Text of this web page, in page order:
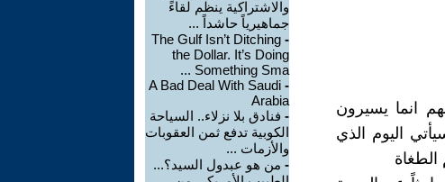
انما يسيرون
اليوم الذي
الطغاة
والاشتراكية ينظم لقاءً
جماهيرياً حاشداً ...
-
The Gulf Isn’t Ditching
the Dollar. It’s Doing
Something Sma ...
-
A Bad Deal With Saudi
Arabia
- فنادق بلا نزلاء.. السياحة
الكوبية تدفع ثمن العقوبات
والأزمات ...
- من هو عبدول السيد؟...